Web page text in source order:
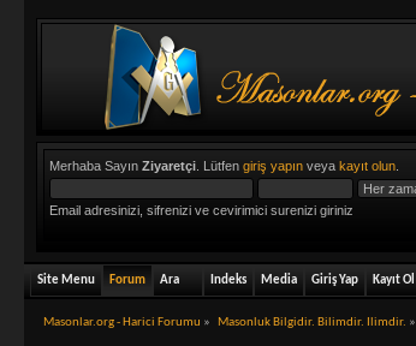
Merhaba SayınZiyaretçi . Lütfengiriş yapın veyakayıt olun
Email adresinizi, sifrenizi ve cevirimici surenizi giriniz
Site Menu Forum Ara Indeks Media Giriş Yap Kayıt Ol
Masonlar.org - Harici Forumu » Masonluk Bilgidir. Bilimdir. Ilimdir. »